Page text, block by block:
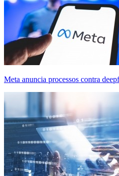
Meta anuncia processos contra